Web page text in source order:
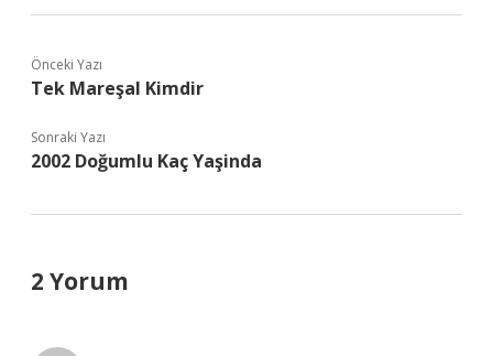
Önceki Yazı
Tek Mareşal Kimdir
Sonraki Yazı
2002 Doğumlu Kaç Yaşinda
2 Yorum